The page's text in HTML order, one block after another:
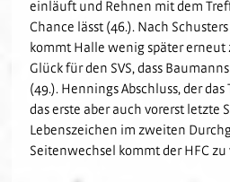
einläuft und Rehnen mit dem
Chance lässt (46.). Nach
kommt Halle wenig später erneut
Glück für den SVS, dass
(49.). Hennings Abschluss, der
das erste aber auch vorerst letzte
Lebenszeichen im zweiten
Seitenwechsel kommt der HFC